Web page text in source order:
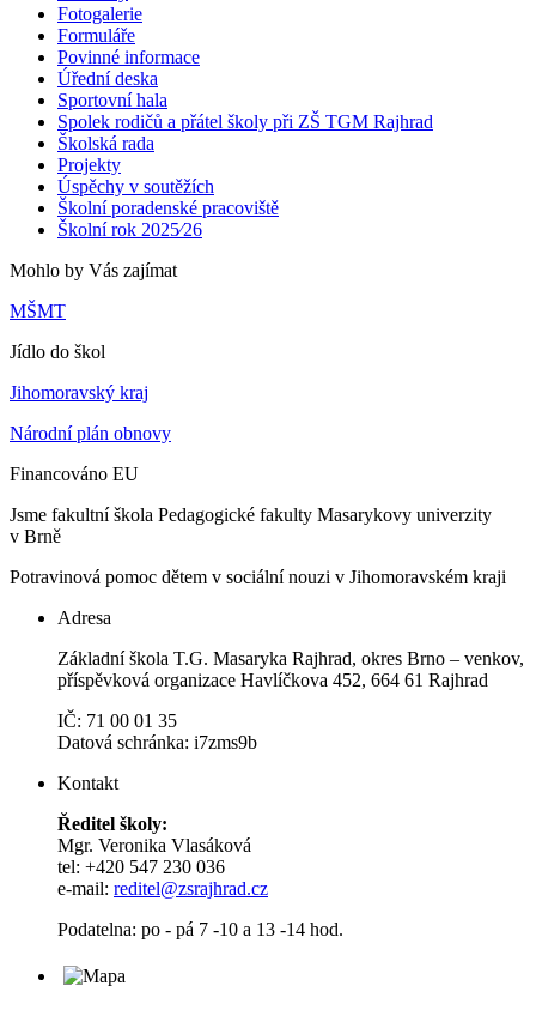
Fotogalerie
Formuláře
Povinné informace
Úřední deska
Sportovní hala
Spolek rodičů a přátel školy při ZŠ TGM Rajhrad
Školská rada
Projekty
Úspěchy v soutěžích
Školní poradenské pracoviště
Školní rok 2025⁄26
Mohlo by Vás zajímat
MŠMT
Jídlo do škol
Jihomoravský kraj
Národní plán obnovy
Financováno EU
Jsme fakultní škola Pedagogické fakulty Masarykovy univerzity
v Brně
Potravinová pomoc dětem v sociální nouzi v Jihomoravském kraji
Adresa
Základní škola T.G. Masaryka Rajhrad, okres Brno – venkov,
příspěvková organizace Havlíčkova 452, 664 61 Rajhrad
IČ: 71 00 01 35
Datová schránka: i7zms9b
Kontakt
Ředitel školy:
Mgr. Veronika Vlasáková
tel: +420 547 230 036
e-mail: reditel@zsrajhrad.cz
Podatelna: po - pá 7 -10 a 13 -14 hod.